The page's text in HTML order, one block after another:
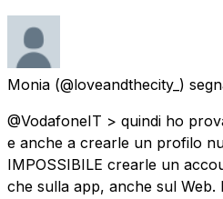
Monia (@loveandthecity_)
@VodafoneIT > quindi ho
e anche a crearle un profilo
IMPOSSIBILE crearle un
che sulla app, anche sul Web.